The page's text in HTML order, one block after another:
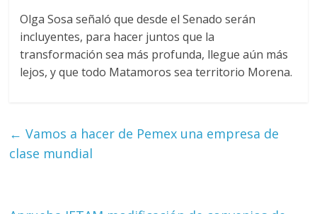
Olga Sosa señaló que desde el Senado serán
incluyentes, para hacer juntos que la
transformación sea más profunda, llegue aún más
lejos, y que todo Matamoros sea territorio Morena.
← Vamos a hacer de Pemex una empresa de
clase mundial